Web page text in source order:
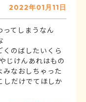
2022年01月11日
ってしまうなん
ばしたいくら
じけんあれはもの
みなおしちゃった
しだけでてほしか